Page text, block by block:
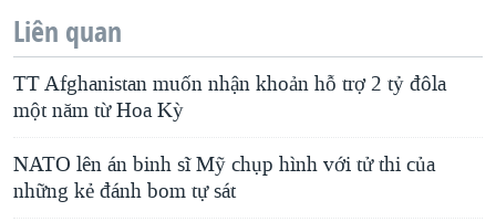
Liên quan
TT Afghanistan muốn nhận khoản hỗ trợ 2 tỷ đôla
một năm từ Hoa Kỳ
NATO lên án binh sĩ Mỹ chụp hình với tử thi của
những kẻ đánh bom tự sát